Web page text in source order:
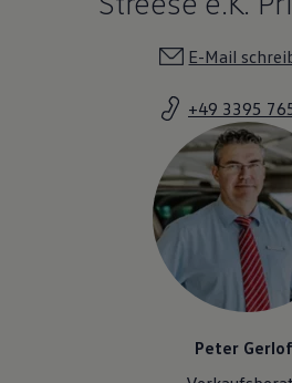
E-Mail
+49 3395
Peter